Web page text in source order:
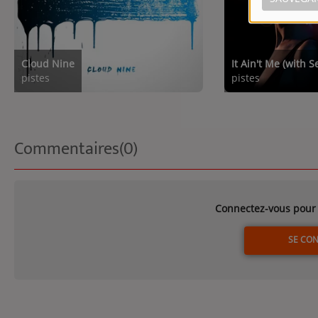
Cloud Nine
pistes
It Ain't Me (with
pistes
Commentaires(0)
Connectez-vous
SE